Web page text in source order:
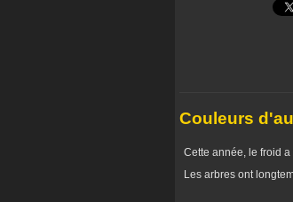
Couleurs
Cette année, le froid
Les arbres ont